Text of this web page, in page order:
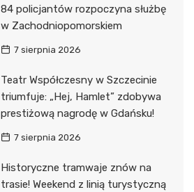
84 policjantów rozpoczyna służbę
w Zachodniopomorskiem
7 sierpnia 2026
Teatr Współczesny w Szczecinie
triumfuje: „Hej, Hamlet” zdobywa
prestiżową nagrodę w Gdańsku!
7 sierpnia 2026
Historyczne tramwaje znów na
trasie! Weekend z linią turystyczną